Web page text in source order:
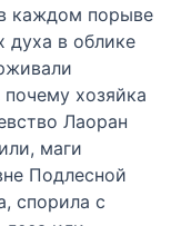
каждом порыве
духа в облике
хозяйка
Лаоран
маги
Подлесной
спорила с